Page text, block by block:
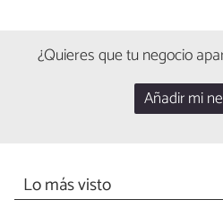
¿Quieres que tu negocio
Añadir mi
Lo más visto